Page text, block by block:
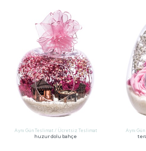
Aynı Gün Teslimat / Ücretsiz Teslimat
huzur dolu bahçe
Aynı